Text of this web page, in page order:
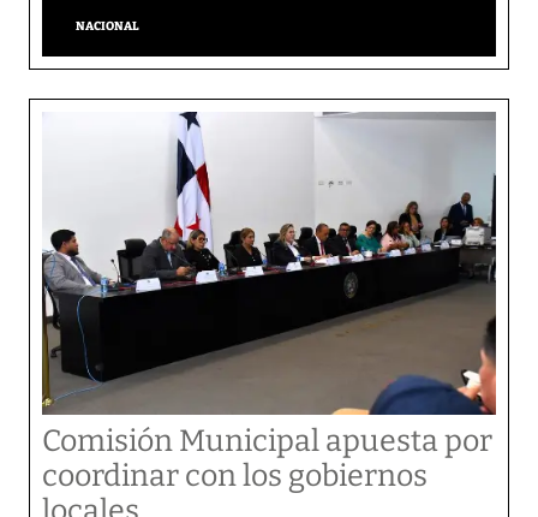
NACIONAL
Comisión Municipal apuesta por
coordinar con los gobiernos